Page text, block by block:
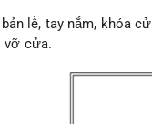
lề, tay nắm, khóa
vỡ cửa.